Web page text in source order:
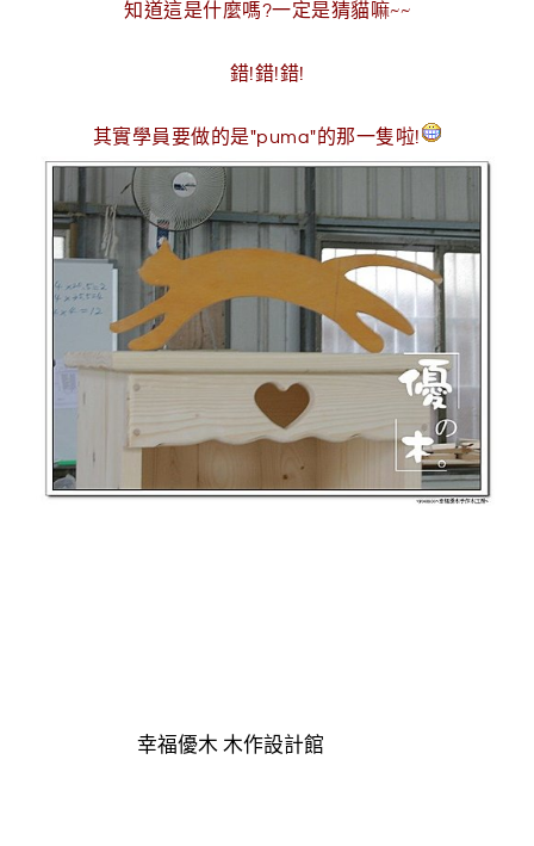
知道這是什麼嗎?一定是猜貓嘛~~
錯!錯!錯!
其實學員要做的是"puma"的那一隻啦!
幸福優木 木作設計館